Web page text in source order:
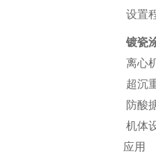
设置
镀瓷
离心
超沉
防酸
机体
应用